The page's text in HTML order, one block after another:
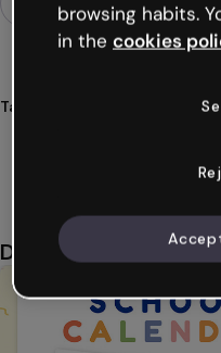
Tags
Das könnte dir auch
browsing habits.
in the cookies